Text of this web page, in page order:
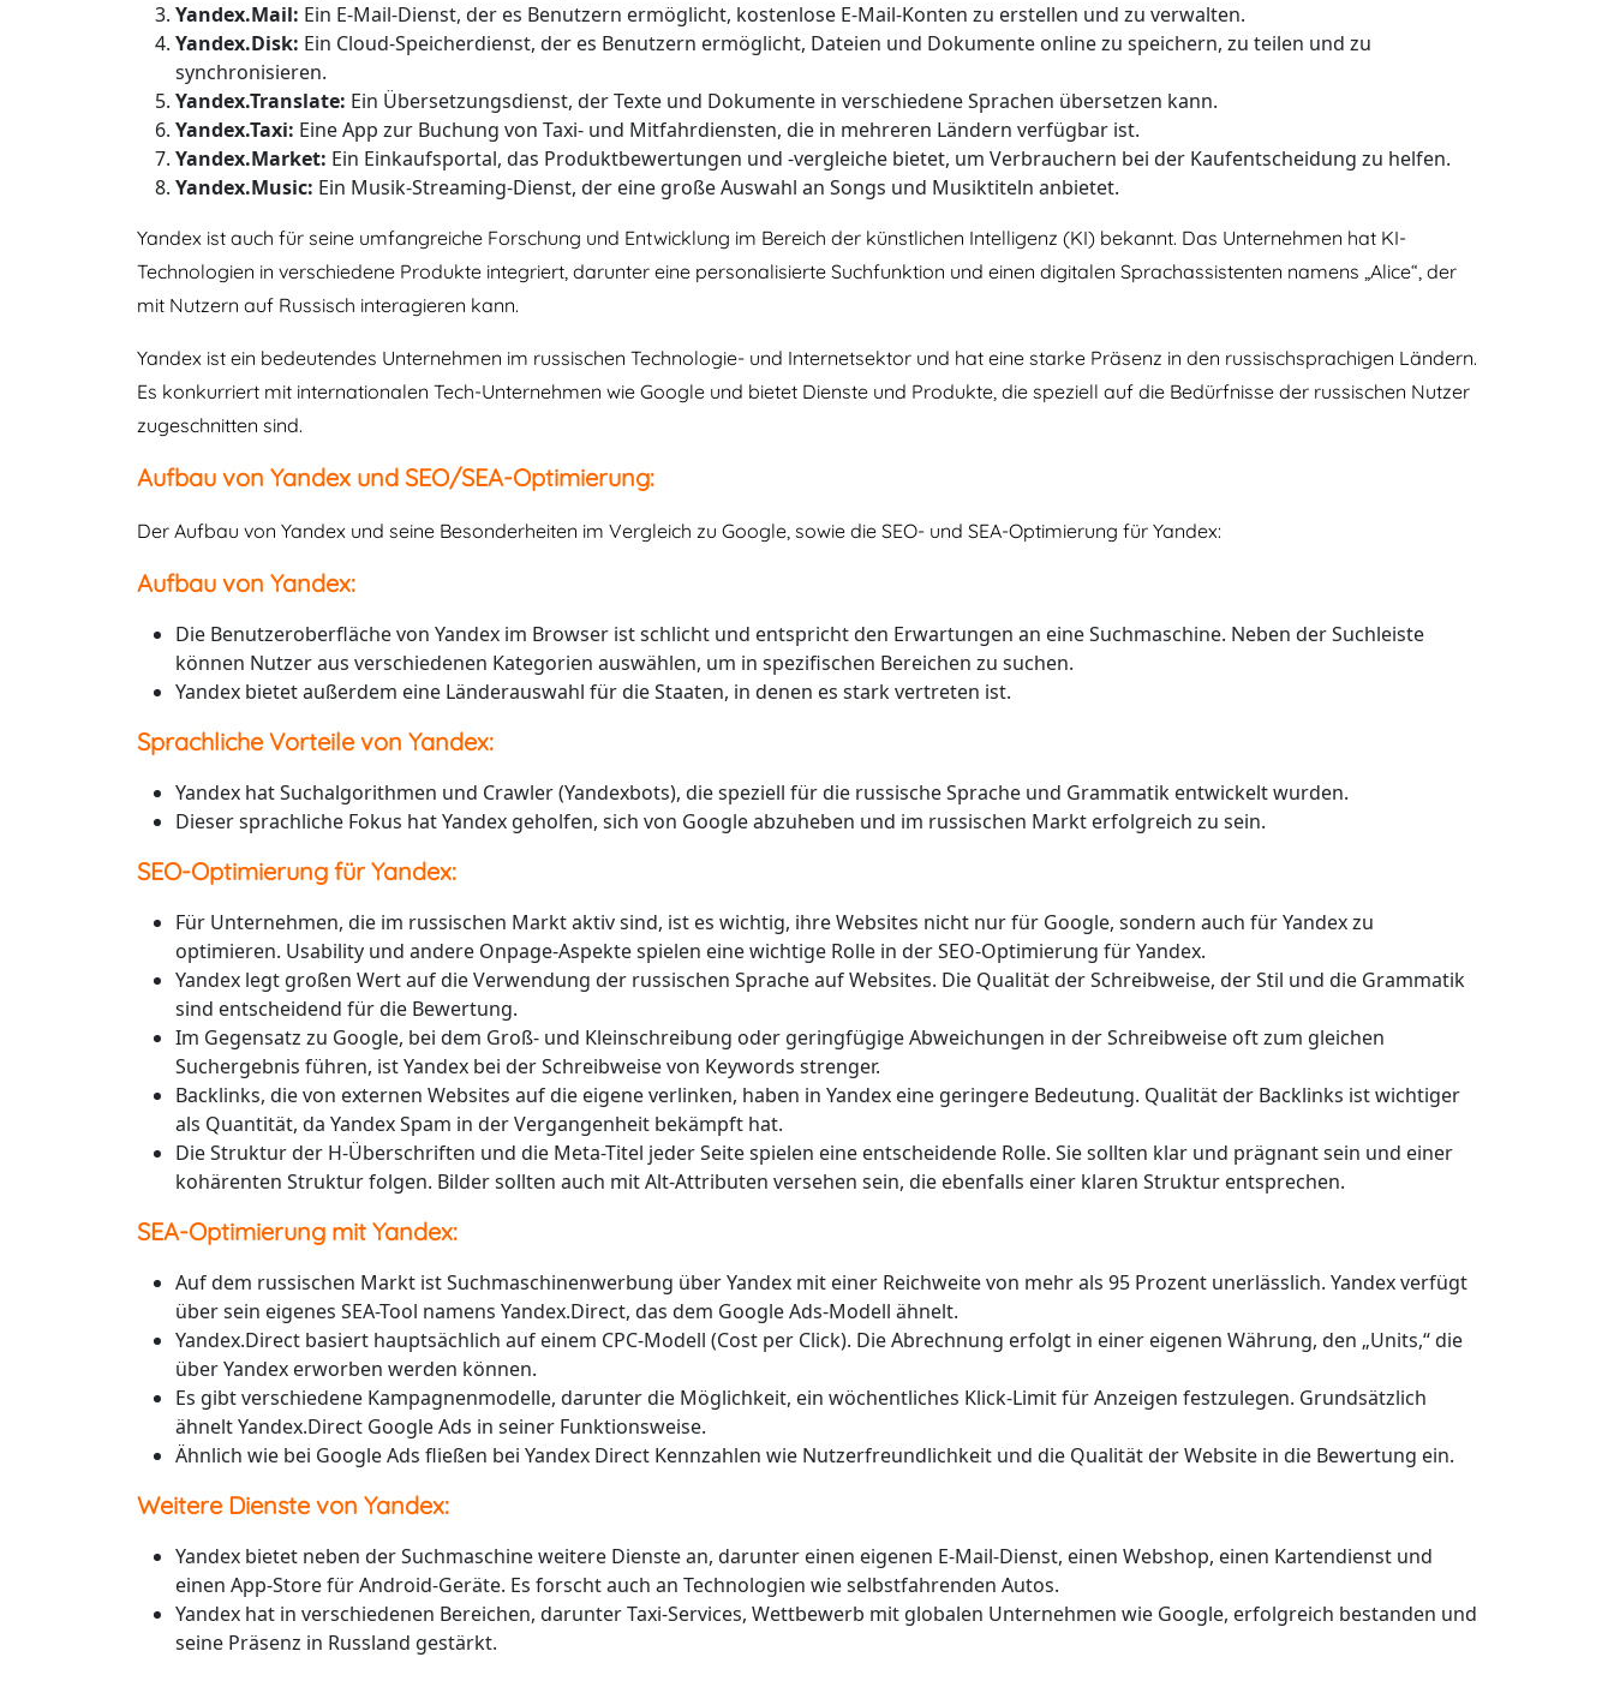
Yandex.Mail: Ein E-Mail-Dienst, der es Benutzern ermöglicht, kostenlose E-Mail-Konten zu erstellen und zu verwalten.
Yandex.Disk: Ein Cloud-Speicherdienst, der es Benutzern ermöglicht, Dateien und Dokumente online zu speichern, zu teilen und zu
synchronisieren.
Yandex.Translate: Ein Übersetzungsdienst, der Texte und Dokumente in verschiedene Sprachen übersetzen kann.
Yandex.Taxi: Eine App zur Buchung von Taxi- und Mitfahrdiensten, die in mehreren Ländern verfügbar ist.
Yandex.Market: Ein Einkaufsportal, das Produktbewertungen und -vergleiche bietet, um Verbrauchern bei der Kaufentscheidung zu helfen.
Yandex.Music: Ein Musik-Streaming-Dienst, der eine große Auswahl an Songs und Musiktiteln anbietet.
Yandex ist auch für seine umfangreiche Forschung und Entwicklung im Bereich der künstlichen Intelligenz (KI) bekannt. Das Unternehmen hat KI-
Technologien in verschiedene Produkte integriert, darunter eine personalisierte Suchfunktion und einen digitalen Sprachassistenten namens „Alice“, der
mit Nutzern auf Russisch interagieren kann.
Yandex ist ein bedeutendes Unternehmen im russischen Technologie- und Internetsektor und hat eine starke Präsenz in den russischsprachigen Ländern.
Es konkurriert mit internationalen Tech-Unternehmen wie Google und bietet Dienste und Produkte, die speziell auf die Bedürfnisse der russischen Nutzer
zugeschnitten sind.
Aufbau von Yandex und SEO/SEA-Optimierung:
Der Aufbau von Yandex und seine Besonderheiten im Vergleich zu Google, sowie die SEO- und SEA-Optimierung für Yandex:
Aufbau von Yandex:
Die Benutzeroberfläche von Yandex im Browser ist schlicht und entspricht den Erwartungen an eine Suchmaschine. Neben der Suchleiste
können Nutzer aus verschiedenen Kategorien auswählen, um in spezifischen Bereichen zu suchen.
Yandex bietet außerdem eine Länderauswahl für die Staaten, in denen es stark vertreten ist.
Sprachliche Vorteile von Yandex:
Yandex hat Suchalgorithmen und Crawler (Yandexbots), die speziell für die russische Sprache und Grammatik entwickelt wurden.
Dieser sprachliche Fokus hat Yandex geholfen, sich von Google abzuheben und im russischen Markt erfolgreich zu sein.
SEO-Optimierung für Yandex:
Für Unternehmen, die im russischen Markt aktiv sind, ist es wichtig, ihre Websites nicht nur für Google, sondern auch für Yandex zu
optimieren. Usability und andere Onpage-Aspekte spielen eine wichtige Rolle in der SEO-Optimierung für Yandex.
Yandex legt großen Wert auf die Verwendung der russischen Sprache auf Websites. Die Qualität der Schreibweise, der Stil und die Grammatik
sind entscheidend für die Bewertung.
Im Gegensatz zu Google, bei dem Groß- und Kleinschreibung oder geringfügige Abweichungen in der Schreibweise oft zum gleichen
Suchergebnis führen, ist Yandex bei der Schreibweise von Keywords strenger.
Backlinks, die von externen Websites auf die eigene verlinken, haben in Yandex eine geringere Bedeutung. Qualität der Backlinks ist wichtiger
als Quantität, da Yandex Spam in der Vergangenheit bekämpft hat.
Die Struktur der H-Überschriften und die Meta-Titel jeder Seite spielen eine entscheidende Rolle. Sie sollten klar und prägnant sein und einer
kohärenten Struktur folgen. Bilder sollten auch mit Alt-Attributen versehen sein, die ebenfalls einer klaren Struktur entsprechen.
SEA-Optimierung mit Yandex:
Auf dem russischen Markt ist Suchmaschinenwerbung über Yandex mit einer Reichweite von mehr als 95 Prozent unerlässlich. Yandex verfügt
über sein eigenes SEA-Tool namens Yandex.Direct, das dem Google Ads-Modell ähnelt.
Yandex.Direct basiert hauptsächlich auf einem CPC-Modell (Cost per Click). Die Abrechnung erfolgt in einer eigenen Währung, den „Units,“ die
über Yandex erworben werden können.
Es gibt verschiedene Kampagnenmodelle, darunter die Möglichkeit, ein wöchentliches Klick-Limit für Anzeigen festzulegen. Grundsätzlich
ähnelt Yandex.Direct Google Ads in seiner Funktionsweise.
Ähnlich wie bei Google Ads fließen bei Yandex Direct Kennzahlen wie Nutzerfreundlichkeit und die Qualität der Website in die Bewertung ein.
Weitere Dienste von Yandex:
Yandex bietet neben der Suchmaschine weitere Dienste an, darunter einen eigenen E-Mail-Dienst, einen Webshop, einen Kartendienst und
einen App-Store für Android-Geräte. Es forscht auch an Technologien wie selbstfahrenden Autos.
Yandex hat in verschiedenen Bereichen, darunter Taxi-Services, Wettbewerb mit globalen Unternehmen wie Google, erfolgreich bestanden und
seine Präsenz in Russland gestärkt.